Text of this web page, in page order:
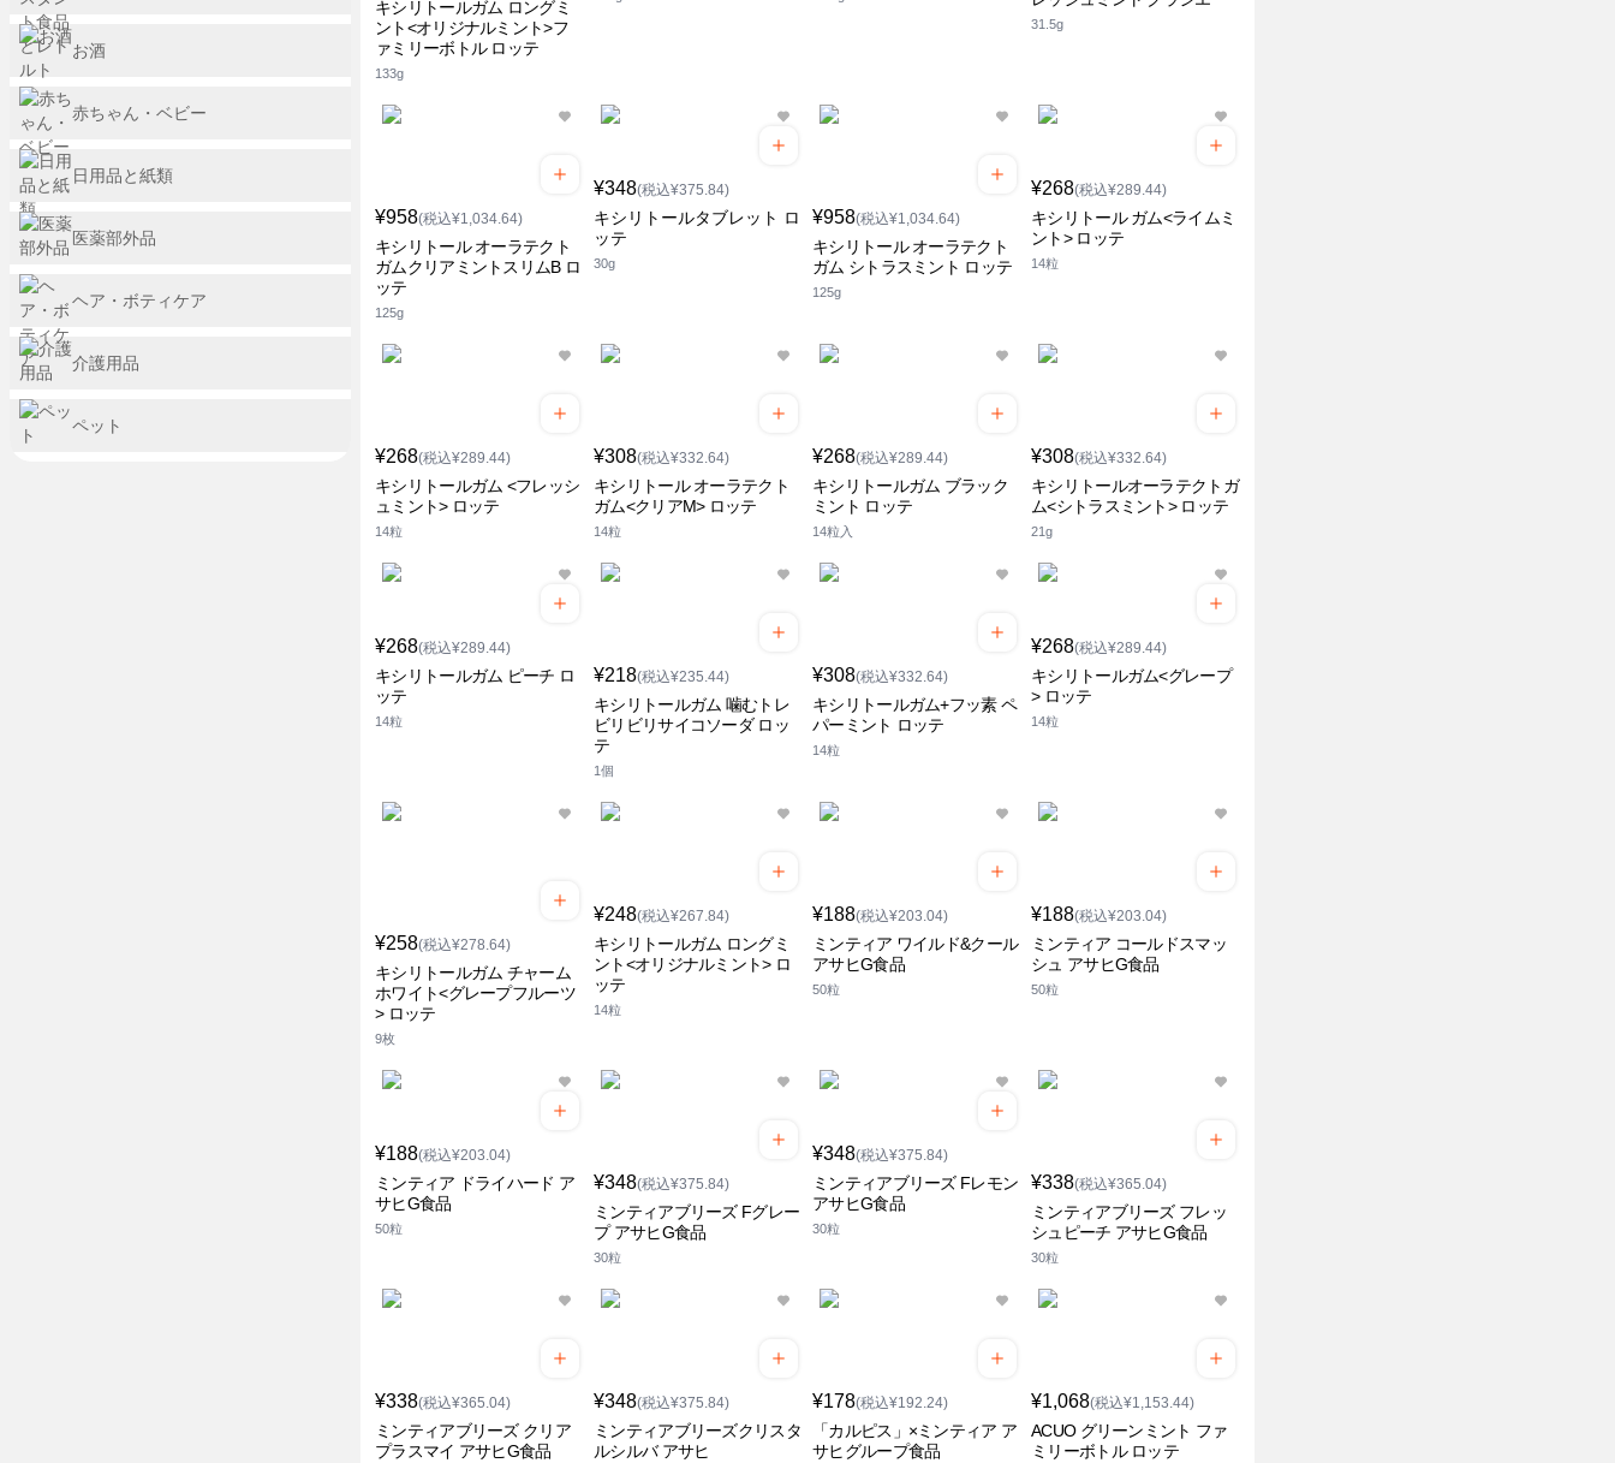
キシリトールガム ロングミ
ント<オリジナルミント>フ
ァミリーボトル ロッテ
133g
31.5g
¥958(税込¥1,034.64)
キシリトール オーラテクト
ガムクリアミントスリムB ロ
ッテ
125g
¥348(税込¥375.84)
キシリトールタブレット ロ
ッテ
30g
¥958(税込¥1,034.64)
キシリトール オーラテクト
ガム シトラスミント ロッテ
125g
¥268(税込¥289.44)
キシリトール ガム<ライムミ
ント> ロッテ
14粒
¥268(税込¥289.44)
キシリトールガム <フレッシ
ュミント> ロッテ
14粒
¥308(税込¥332.64)
キシリトール オーラテクト
ガム<クリアM> ロッテ
14粒
¥268(税込¥289.44)
キシリトールガム ブラック
ミント ロッテ
14粒入
¥308(税込¥332.64)
キシリトールオーラテクトガ
ム<シトラスミント> ロッテ
21g
¥268(税込¥289.44)
キシリトールガム ピーチ ロ
ッテ
14粒
¥218(税込¥235.44)
キシリトールガム 噛むトレ
ビリビリサイコソーダ ロッ
テ
1個
¥308(税込¥332.64)
キシリトールガム+フッ素 ペ
パーミント ロッテ
14粒
¥268(税込¥289.44)
キシリトールガム<グレープ
> ロッテ
14粒
¥258(税込¥278.64)
キシリトールガム チャーム
ホワイト<グレープフルーツ
> ロッテ
9枚
¥248(税込¥267.84)
キシリトールガム ロングミ
ント<オリジナルミント> ロ
ッテ
14粒
¥188(税込¥203.04)
ミンティア ワイルド&クール
アサヒG食品
50粒
¥188(税込¥203.04)
ミンティア コールドスマッ
シュ アサヒG食品
50粒
¥188(税込¥203.04)
ミンティア ドライハード ア
サヒG食品
50粒
¥348(税込¥375.84)
ミンティアブリーズ Fグレー
プ アサヒG食品
30粒
¥348(税込¥375.84)
ミンティアブリーズ Fレモン
アサヒG食品
30粒
¥338(税込¥365.04)
ミンティアブリーズ フレッ
シュピーチ アサヒG食品
30粒
¥338(税込¥365.04)
ミンティアブリーズ クリア
プラスマイ アサヒG食品
¥348(税込¥375.84)
ミンティアブリーズクリスタ
ルシルバ アサヒ
¥178(税込¥192.24)
「カルピス」×ミンティア ア
サヒグループ食品
¥1,068(税込¥1,153.44)
ACUO グリーンミント ファ
ミリーボトル ロッテ
お酒
赤ちゃん・ベビー
日用品と紙類
医薬部外品
ヘア・ボティケア
介護用品
ペット